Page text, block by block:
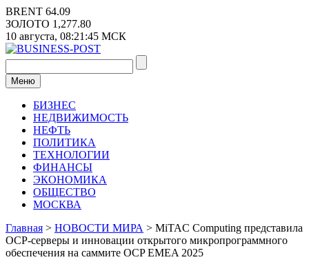
Перейти
к
содержимому
BRENT 64.09
ЗОЛОТО 1,277.80
10 августа, 08:21:46 МСК
Меню
БИЗНЕС
НЕДВИЖИМОСТЬ
НЕФТЬ
ПОЛИТИКА
ТЕХНОЛОГИИ
ФИНАНСЫ
ЭКОНОМИКА
ОБЩЕСТВО
МОСКВА
Главная > НОВОСТИ МИРА > MiTAC Computing представила
OCP-серверы и инновации открытого микропрограммного
обеспечения на саммите OCP EMEA 2025